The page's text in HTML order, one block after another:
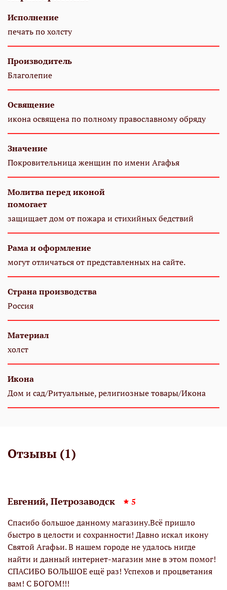
Исполнение
печать по холсту
Производитель
Благолепие
Освящение
икона освящена по полному православному обряду
Значение
Покровительница женщин по имени Агафья
Молитва перед иконой
помогает
защищает дом от пожара и стихийных бедствий
Рама и оформление
могут отличаться от представленных на сайте.
Страна производства
Россия
Материал
холст
Икона
Дом и сад/Ритуальные, религиозные товары/Икона
Отзывы (1)
Евгений, Петрозаводск
5
Спасибо большое данному магазину.Всё пришло
быстро в целости и сохранности! Давно искал икону
Святой Агафьи. В нашем городе не удалось нигде
найти и данный интернет-магазин мне в этом помог!
СПАСИБО БОЛЬШОЕ ещё раз! Успехов и процветания
вам! С БОГОМ!!!